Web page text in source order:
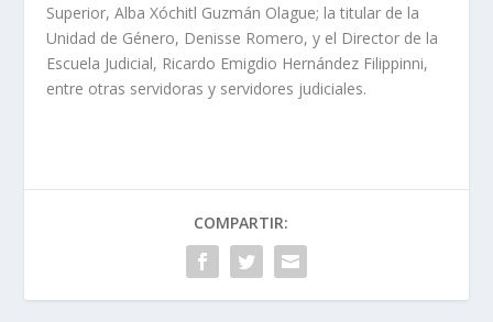
Superior, Alba Xóchitl Guzmán Olague; la titular de la
Unidad de Género, Denisse Romero, y el Director de la
Escuela Judicial, Ricardo Emigdio Hernández Filippinni,
entre otras servidoras y servidores judiciales.
COMPARTIR: